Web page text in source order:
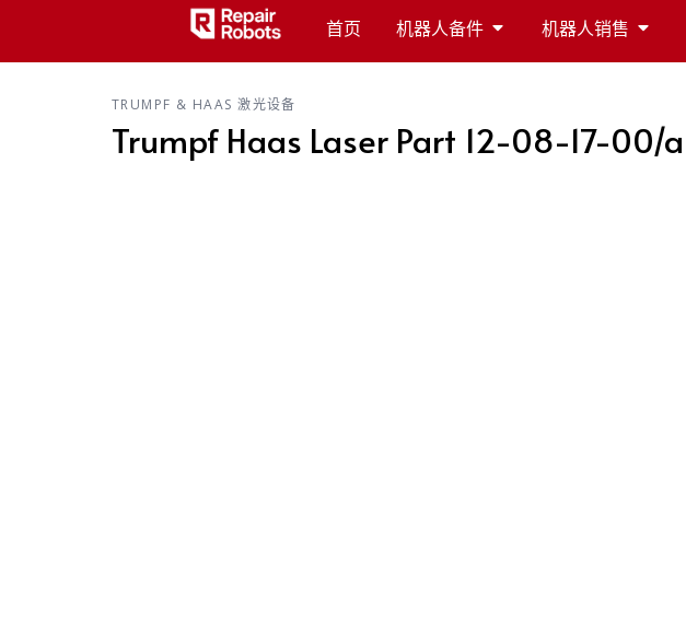
首页 机器人备件 机器人销售
TRUMPF & HAAS 激光设备
Trumpf Haas Laser Part 12-08-17-00/a